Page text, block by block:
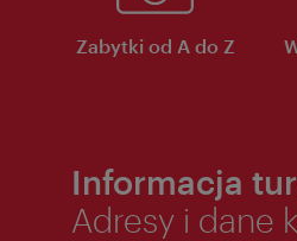
Zabytki od A do Z
Informacja
Adresy i dane